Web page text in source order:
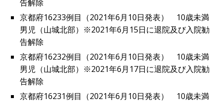
告解除
京都府16233例目（2021年6月10日発表） 10歳未満
男児（山城北部）※2021年6月15日に退院及び入院勧
告解除
京都府16232例目（2021年6月10日発表） 10歳未満
男児（山城北部）※2021年6月17日に退院及び入院勧
告解除
京都府16231例目（2021年6月10日発表） 10歳未満